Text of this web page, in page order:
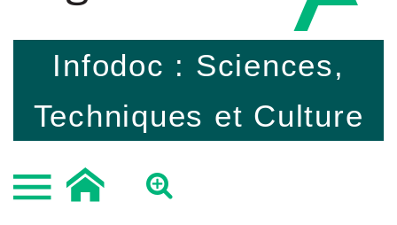
Infodoc : Sciences,
Techniques et Culture